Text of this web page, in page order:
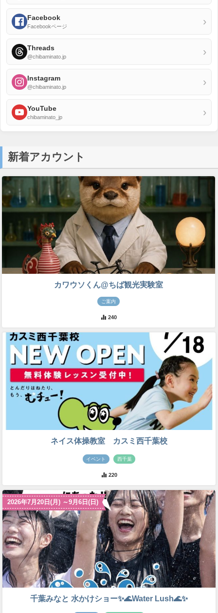
Facebook
Facebookページ ›
Threads
@chibaminato.jp ›
Instagram
@chibaminato.jp ›
YouTube
chibaminato_jp ›
新着アカウント
カワウソくん@ちば観光実験室
ご案内
240
ネイス体操教室 カスミ西千葉校
イベント 西千葉
220
2026年7月20日(月) ～9月6日(日)
千葉みなと 水かけショー✨🌊Water Lush🌊✨